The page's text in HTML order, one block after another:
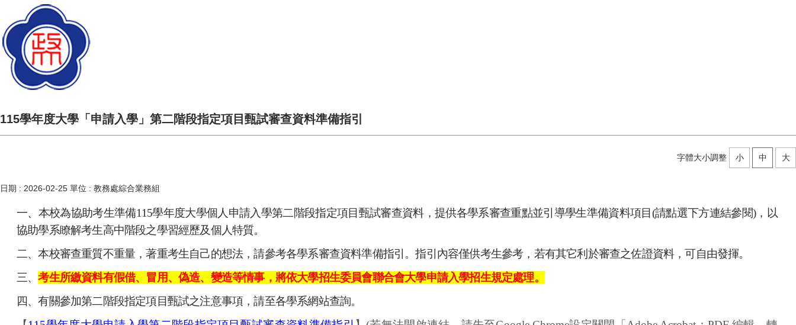
115學年度大學「申請入學」第二階段指定項目甄試審查資料準備指引
字體大小調整 小 中 大
日期 : 2026-02-25 單位 : 教務處綜合業務組
一、本校為協助考生準備115學年度大學個人申請入學第二階段指定項目甄試審查資料，提供各學系審查重點並引導學生準備資料項目(請點選下方連結參閱)，以
協助學系瞭解考生高中階段之學習經歷及個人特質。
二、本校審查重質不重量，著重考生自己的想法，請參考各學系審查資料準備指引。指引內容僅供考生參考，若有其它利於審查之佐證資料，可自由發揮。
三、考生所繳資料有假借、冒用、偽造、變造等情事，將依大學招生委員會聯合會大學申請入學招生規定處理。
四、有關參加第二階段指定項目甄試之注意事項，請至各學系網站查詢。